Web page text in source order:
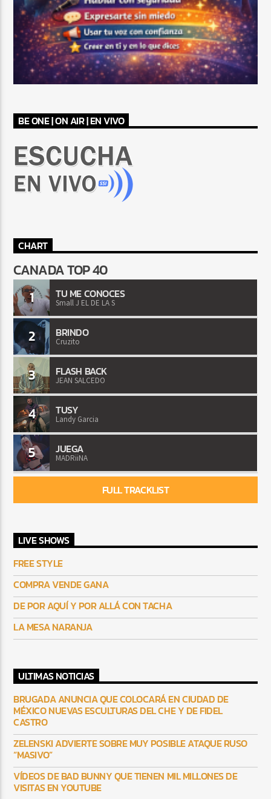
BE ONE | ON AIR | EN VIVO
CHART
CANADA TOP 40
1 TU ME CONOCES
Small J EL DE LA S
2 BRINDO
Cruzito
3 FLASH BACK
JEAN SALCEDO
4 TUSY
Landy Garcia
5 JUEGA
MADRiiNA
FULL TRACKLIST
LIVE SHOWS
FREE STYLE
COMPRA VENDE GANA
DE POR AQUÍ Y POR ALLÁ CON TACHA
LA MESA NARANJA
ULTIMAS NOTICIAS
BRUGADA ANUNCIA QUE COLOCARÁ EN CIUDAD DE
MÉXICO NUEVAS ESCULTURAS DEL CHE Y DE FIDEL
CASTRO
ZELENSKI ADVIERTE SOBRE MUY POSIBLE ATAQUE RUSO
“MASIVO”
VÍDEOS DE BAD BUNNY QUE TIENEN MIL MILLONES DE
VISITAS EN YOUTUBE